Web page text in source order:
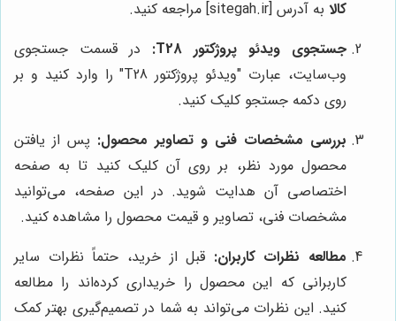
کالا به آدرس [sitegah.ir] مراجعه کنید.
جستجوی ویدئو پروژکتور T28:
در قسمت جستجوی
وب‌سایت، عبارت "ویدئو پروژکتور T28" را وارد کنید و بر
روی دکمه جستجو کلیک کنید.
بررسی مشخصات فنی و تصاویر محصول: پس از یافتن
محصول مورد نظر، بر روی آن کلیک کنید تا به صفحه
اختصاصی آن هدایت شوید. در این صفحه، می‌توانید
مشخصات فنی، تصاویر و قیمت محصول را مشاهده کنید.
مطالعه نظرات کاربران: قبل از خرید، حتماً نظرات سایر
کاربرانی که این محصول را خریداری کرده‌اند را مطالعه
کنید. این نظرات می‌تواند به شما در تصمیم‌گیری بهتر کمک